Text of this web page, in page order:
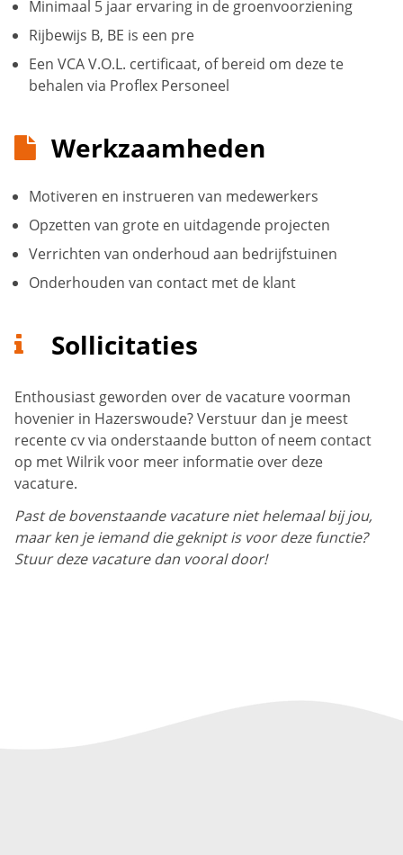
Minimaal 5 jaar ervaring in de groenvoorziening
Rijbewijs B, BE is een pre
Een VCA V.O.L. certificaat, of bereid om deze te
behalen via Proflex Personeel
Werkzaamheden
Motiveren en instrueren van medewerkers
Opzetten van grote en uitdagende projecten
Verrichten van onderhoud aan bedrijfstuinen
Onderhouden van contact met de klant
Sollicitaties
Enthousiast geworden over de vacature voorman
hovenier in Hazerswoude? Verstuur dan je meest
recente cv via onderstaande button of neem contact
op met Wilrik voor meer informatie over deze
vacature.
Past de bovenstaande vacature niet helemaal bij jou,
maar ken je iemand die geknipt is voor deze functie?
Stuur deze vacature dan vooral door!